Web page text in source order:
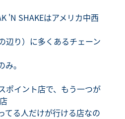
'N SHAKEはアメリカ中西
辺り）に多くあるチェーン
。
ポイント店で、もう一つが
てる人だけが行ける店なの